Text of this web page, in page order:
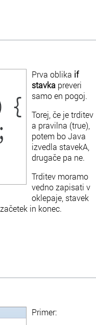
Prva oblika if
stavka preveri
samo en pogoj.
Torej, če je trditev
a pravilna (true),
potem bo Java
izvedla stavekA,
drugače pa ne.
Trditev moramo
vedno zapisati v
oklepaje, stavek
in konec.
Primer: